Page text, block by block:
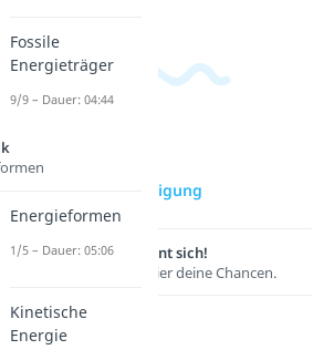
zur Videoseite:
Winkelbeschleunigung
Lernen lohnt sich!
Entdecke hier deine Chancen.
Fossile
Energieträger
9/9 – Dauer: 04:44
Energieformen
1/5 – Dauer: 05:06
Kinetische
Energie